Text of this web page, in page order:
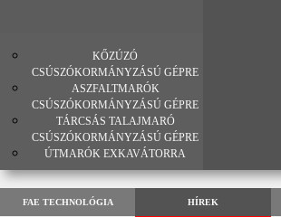
KŐZÚZÓ
CSÚSZÓKORMÁNYZÁSÚ GÉPRE
ASZFALTMARÓK
CSÚSZÓKORMÁNYZÁSÚ GÉPRE
TÁRCSÁS TALAJMARÓ
CSÚSZÓKORMÁNYZÁSÚ GÉPRE
ÚTMARÓK EXKAVÁTORRA
FAE TECHNOLÓGIA HÍREK